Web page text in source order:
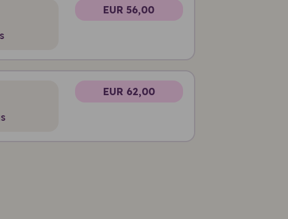
EUR 56,00
EUR 62,00